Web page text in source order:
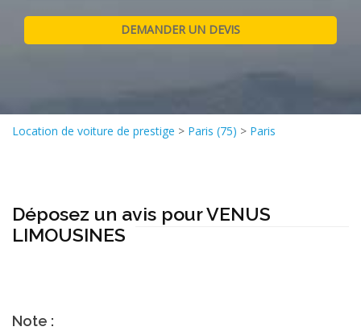
Location de voiture de prestige > Paris (75) > Paris
Déposez un avis pour VENUS
LIMOUSINES
Note :